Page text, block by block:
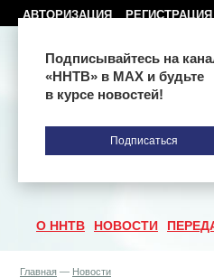
АВТОРИЗАЦИЯ РЕГИСТРАЦИЯ
О ННТВ НОВОСТИ
Главная — Новости
Подписывайтесь на
«ННТВ» в МАХ и будьте
в курсе новостей!
Подписаться